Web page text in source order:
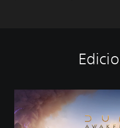
d
i
c